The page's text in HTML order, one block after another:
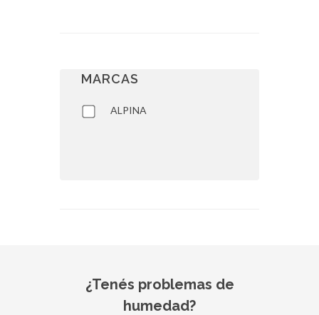
MARCAS
ALPINA
¿Tenés problemas de
humedad?